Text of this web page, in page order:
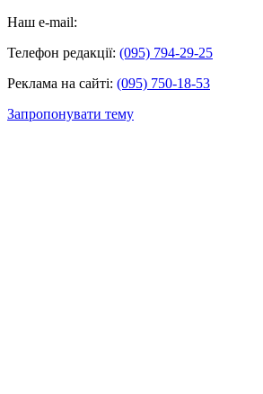
Наш e-mail:
Телефон редакції: (095) 794-29-25
Реклама на сайті: (095) 750-18-53
Запропонувати тему